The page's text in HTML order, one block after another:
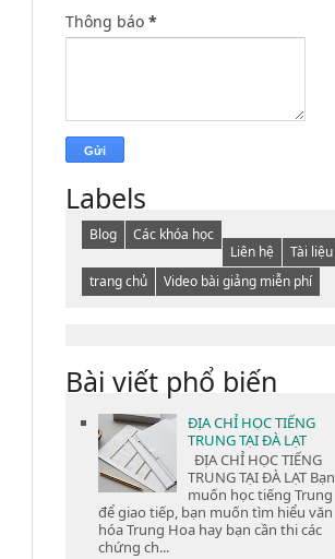
Thông báo *
Labels
Blog
Các khóa học
Liên hệ
Tài liệu
trang chủ
Video bài giảng miễn phí
Bài viết phổ biến
ĐỊA CHỈ HỌC TIẾNG
TRUNG TẠI ĐÀ LẠT
ĐỊA CHỈ HỌC TIẾNG
TRUNG TẠI ĐÀ LẠT Bạn
muốn học tiếng Trung
để giao tiếp, bạn muốn tìm hiểu văn
hóa Trung Hoa hay bạn cần thi các
chứng ch...